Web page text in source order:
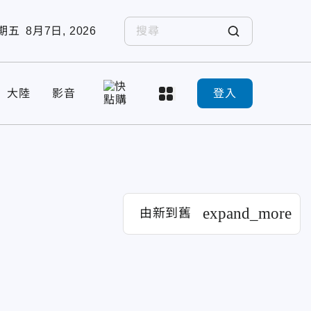
五 8月7日, 2026
大陸 影音 登入
由新到舊 expand_more